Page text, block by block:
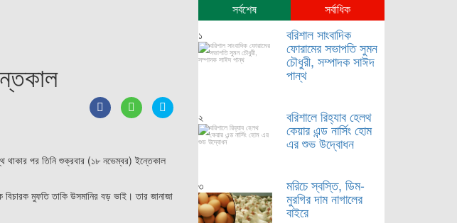
থাকার পর তিনি শুক্রবার (১৮ নভেম্বর) ইন্তেকাল
মুফতি তাকি উসমানির বড় ভাই। তার জানাজা
সর্বশেষ সর্বাধিক
১ বরিশাল সাংবাদিক
ফোরামের সভাপতি সুমন
চৌধুরী, সম্পাদক সাঈদ
পান্থ
২ বরিশালে রিহ্যাব হেলথ
কেয়ার এন্ড নার্সিং হোম
এর শুভ উদ্বোধন
৩ মরিচে স্বস্তি, ডিম-
মুরগির দাম নাগালের
বাইরে